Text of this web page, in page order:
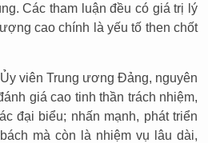
Các tham luận đều có giá trị lý
cao chính là yếu tố then chốt
viên Trung ương Đảng, nguyên
giá cao tinh thần trách nhiệm,
đại biểu; nhấn mạnh, phát triển
mà còn là nhiệm vụ lâu dài,